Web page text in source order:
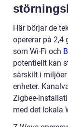
Här börjar de
opererar på 2,4
som Wi-Fi och
potentiellt kan
särskilt i miljöer
enheter.
Zigbee-
med det lokala